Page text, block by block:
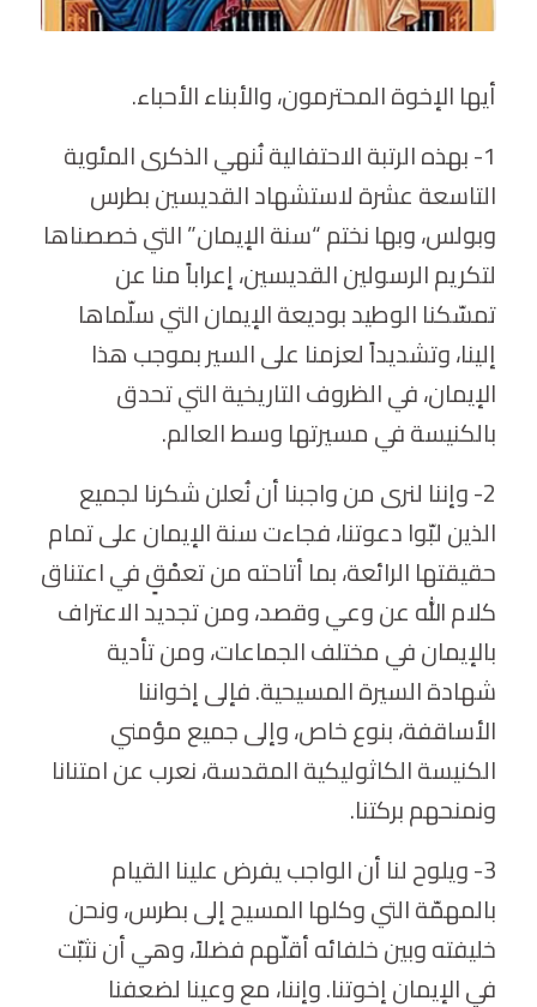
أيها الإخوة المحترمون، والأبناء الأحباء.
1- بهذه الرتبة الاحتفالية نُنهي الذكرى المئوية
التاسعة عشرة لاستشهاد القديسين بطرس
وبولس، وبها نختم “سنة الإيمان” التي خصصناها
لتكريم الرسولين القديسين، إعراباً منا عن
تمسّكنا الوطيد بوديعة الإيمان التي سلّماها
إلينا، وتشديداً لعزمنا على السير بموجب هذا
الإيمان، في الظروف التاريخية التي تحدق
بالكنيسة في مسيرتها وسط العالم.
2- وإننا لنرى من واجبنا أن نُعلن شكرنا لجميع
الذين لبّوا دعوتنا، فجاءت سنة الإيمان على تمام
حقيقتها الرائعة، بما أتاحته من تعمْقٍ في اعتناق
كلام الله عن وعي وقصد، ومن تجديد الاعتراف
بالإيمان في مختلف الجماعات، ومن تأدية
شهادة السيرة المسيحية. فإلى إخواننا
الأساقفة، بنوع خاص، وإلى جميع مؤمني
الكنيسة الكاثوليكية المقدسة، نعرب عن امتنانا
ونمنحهم بركتنا.
3- ويلوح لنا أن الواجب يفرض علينا القيام
بالمهمّة التي وكلها المسيح إلى بطرس، ونحن
خليفته وبين خلفائه أقلّهم فضلاً، وهي أن نثبّت
في الإيمان إخوتنا. وإننا، مع وعينا لضعفنا